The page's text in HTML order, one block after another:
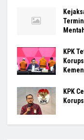
KPK
KPK